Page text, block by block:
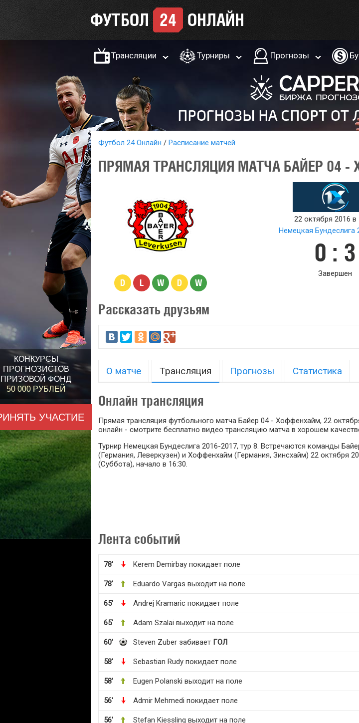
КОНКУРСЫ
ПРОГНОЗИСТОВ
ПРИЗОВОЙ ФОНД
50 000 РУБЛЕЙ
УЧАСТИЕ
Трансляции Турниры Прогнозы
Футбол 24 Онлайн Расписание матчей
ПРЯМАЯ ТРАНСЛЯЦИЯ МАТЧА БАЙЕР 04
D L W D W
22 октября 2016 в
Немецкая Бундеслига
0 : 3
Завершен
Рассказать друзьям
О матче Трансляция Прогнозы Статистика
Онлайн трансляция
Прямая трансляция футбольного матча Байер 04 - Хоффенхайм, 22
онлайн - смотрите бесплатно видео трансляцию матча в хорошем
Турнир Немецкая Бундеслига 2016-2017, тур 8. Встречаются команды
(Германия, Леверкузен) и Хоффенхайм (Германия, Зинсхайм) 22 октября
(Суббота), начало в 16:30.
Лента событий
78' Kerem Demirbay покидает поле
78' Eduardo Vargas выходит на поле
65' Andrej Kramaric покидает поле
65' Adam Szalai выходит на поле
60' Steven Zuber забивает ГОЛ
58' Sebastian Rudy покидает поле
58' Eugen Polanski выходит на поле
56' Admir Mehmedi покидает поле
56' Stefan Kiessling выходит на поле